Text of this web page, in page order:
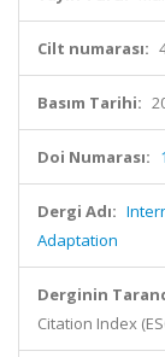
Cilt numarası:
Basım Tarihi:
Doi Numarası:
Dergi Adı:
Adaptation
Derginin
Citation Index